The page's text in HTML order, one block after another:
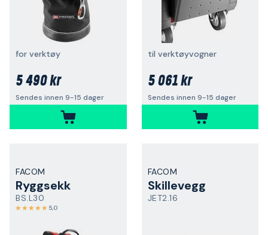
for verktøy
5 490 kr
Sendes innen 9-15 dager
til verktøyvogner
5 061 kr
Sendes innen 9-15 dager
FACOM
Ryggsekk
BS.L30
5,0
FACOM
Skillevegg
JET2.16